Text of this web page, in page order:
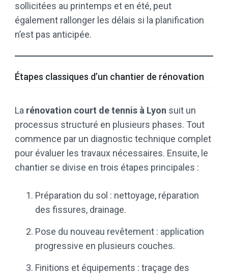
sollicitées au printemps et en été, peut
également rallonger les délais si la planification
n’est pas anticipée.
Étapes classiques d’un chantier de rénovation
La rénovation court de tennis à Lyon suit un
processus structuré en plusieurs phases. Tout
commence par un diagnostic technique complet
pour évaluer les travaux nécessaires. Ensuite, le
chantier se divise en trois étapes principales :
Préparation du sol : nettoyage, réparation
des fissures, drainage.
Pose du nouveau revêtement : application
progressive en plusieurs couches.
Finitions et équipements : traçage des